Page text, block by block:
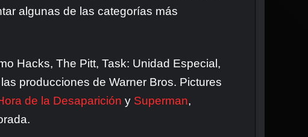
algunas de las categorías más
Hacks, The Pitt, Task: Unidad Especial,
producciones de Warner Bros. Pictures
de la Desaparición y Superman,